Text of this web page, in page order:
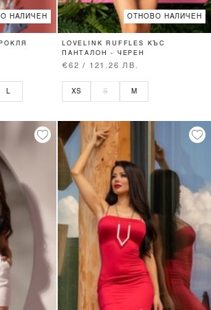
НАЛИЧЕН
L
ОТНОВО НАЛИЧЕН
LOVELINK RUFFLES КЪС
ПАНТАЛОН - ЧЕРЕН
€62 / 121.26 ЛВ.
XS S M